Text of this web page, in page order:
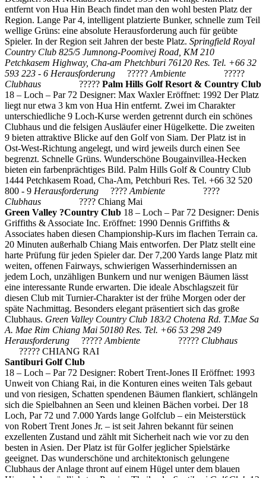
entfernt von Hua Hin Beach findet man den wohl besten Platz der
Region. Lange Par 4, intelligent platzierte Bunker, schnelle zum Teil
wellige Grüns: eine absolute Herausforderung auch für geübte
Spieler. In der Region seit Jahren der beste Platz. Springfield Royal
Country Club 825/5 Jumnong-Poomivej Road, KM 210
Petchkasem Highway, Cha-am Phetchburi 76120 Res. Tel. +66 32
593 223 - 6 Herausforderung ????? Ambiente ?????
Clubhaus
????? Palm Hills Golf Resort & Country Club
18 – Loch – Par 72 Designer: Max Waxler Eröffnet: 1992 Der Platz
liegt nur etwa 3 km von Hua Hin entfernt. Zwei im Charakter
unterschiedliche 9 Loch-Kurse werden getrennt durch ein schönes
Clubhaus und die felsigen Ausläufer einer Hügelkette. Die zweiten
9 bieten attraktive Blicke auf den Golf von Siam. Der Platz ist in
Ost-West-Richtung angelegt, und wird jeweils durch einen See
begrenzt. Schnelle Grüns. Wunderschöne Bougainvillea-Hecken
bieten ein farbenprächtiges Bild. Palm Hills Golf & Country Club
1444 Petchkasem Road, Cha-Am, Petchburi Res. Tel. +66 32 520
800 - 9 Herausforderung ???? Ambiente ????
Clubhaus
???? Chiang Mai
Green Valley ?Country Club 18 – Loch – Par 72 Designer: Denis
Griffiths & Associate Inc. Eröffnet: 1990 Dennis Griffiths &
Associates haben diesen Championship-Kurs im flachen Terrain ca.
20 Minuten außerhalb Chiang Mais entworfen. Der Platz stellt eine
harte Prüfung für jeden Spieler dar. Der 7,200 Yards lange Platz mit
weiten, offenen Fairways, schwierigen Wasserhindernissen an
jedem Loch, unzähligen Bunkern und nur wenigen Bäumen lässt
eine interessante Runde erwarten. Die ideale Abschlagszeit für
diesen Club mit Turnier-Charakter ist der frühe Morgen oder der
späte Nachmittag. Besonders elegant präsentiert sich das große
Clubhaus. Green Valley Country Club 183/2 Chotena Rd. T.Mae Sa
A. Mae Rim Chiang Mai 50180 Res. Tel. +66 53 298 249
Herausforderung ????? Ambiente ????? Clubhaus
????? CHIANG RAI
Santiburi Golf Club
18 – Loch – Par 72 Designer: Robert Trent-Jones II Eröffnet: 1993
Unweit von Chiang Rai, in die Konturen eines weiten Tals gebaut
und von riesigen, Schatten spendenen Bäumen flankiert, schlängeln
sich die Spielbahnen an Seen und kleinen Bächen vorbei. Der 18
Loch, Par 72 und 7.000 Yards lange Golfclub – ein Meisterstück
von Robert Trent Jones Jr. – ist seit Jahren bekannt für seinen
exzellenten Zustand und zählt mit Sicherheit nach wie vor zu den
besten in Asien. Der Platz ist für Golfer jeglicher Spielstärke
geeignet. Das wunderschöne und architektonisch gelungene
Clubhaus der Anlage thront auf einem Hügel unter dem blauen